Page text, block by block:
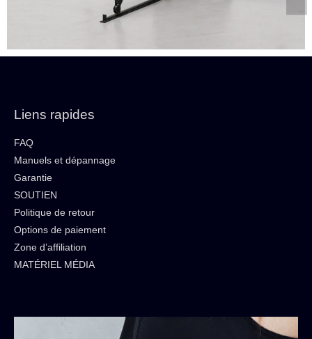
Liens rapides
FAQ
Manuels et dépannage
Garantie
SOUTIEN
Politique de retour
Options de paiement
Zone d’affiliation
MATÉRIEL MÉDIA